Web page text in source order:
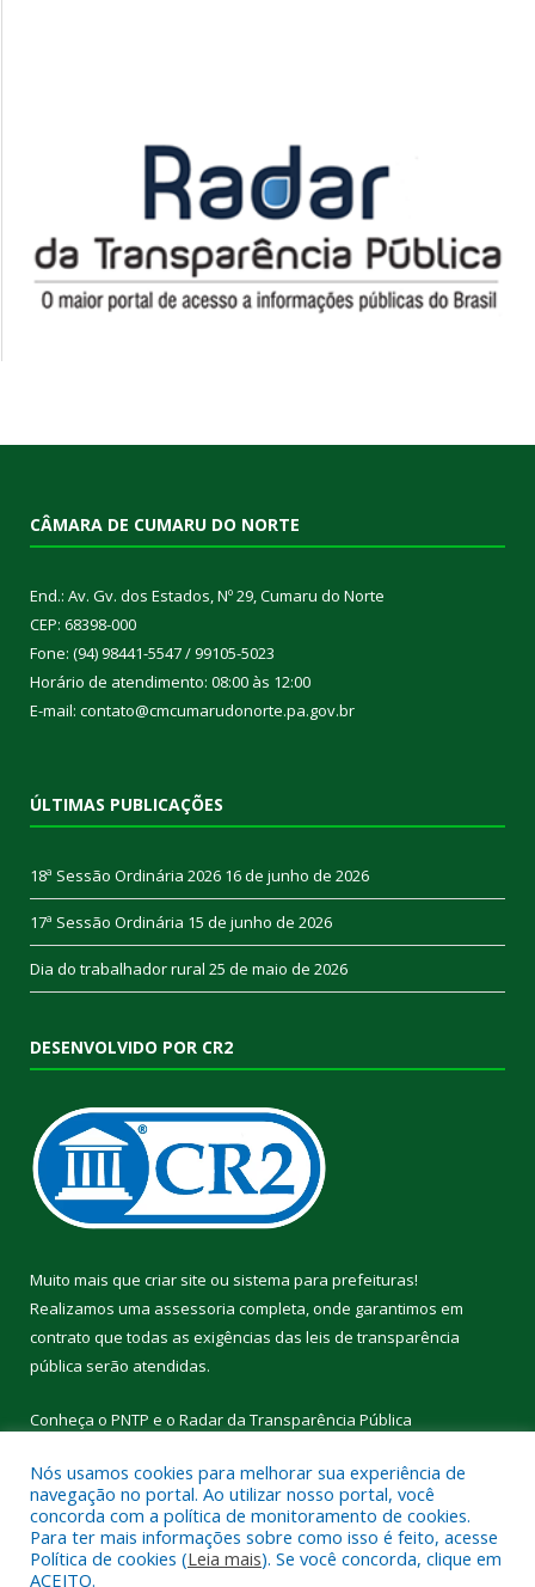
CÂMARA DE CUMARU DO NORTE
End.: Av. Gv. dos Estados, Nº 29, Cumaru do Norte
CEP: 68398-000
Fone: (94) 98441-5547 / 99105-5023
Horário de atendimento: 08:00 às 12:00
E-mail: contato@cmcumarudonorte.pa.gov.br
ÚLTIMAS PUBLICAÇÕES
18ª Sessão Ordinária 2026 16 de junho de 2026
17ª Sessão Ordinária 15 de junho de 2026
Dia do trabalhador rural 25 de maio de 2026
DESENVOLVIDO POR CR2
Muito mais que criar site ou sistema para prefeituras!
Realizamos uma assessoria completa, onde garantimos em
contrato que todas as exigências das leis de transparência
pública serão atendidas.
Conheça o PNTP e o Radar da Transparência Pública
Todos os direitos reservados a Câmara Municipal de Cumaru do
Norte.
Nós usamos cookies para melhorar sua experiência de
navegação no portal. Ao utilizar nosso portal, você
concorda com a política de monitoramento de cookies.
Para ter mais informações sobre como isso é feito, acesse
Política de cookies (Leia mais). Se você concorda, clique em
ACEITO.